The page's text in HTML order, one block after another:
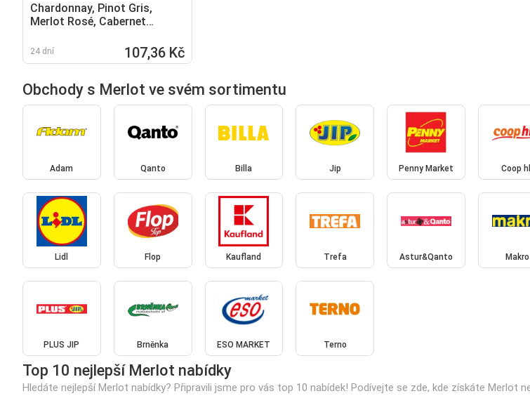
Chardonnay, Pinot Gris,
Merlot Rosé, Cabernet
24 dní 107,36 Kč
Obchody s Merlot ve svém sortimentu
Adam Qanto Billa Jip Penny Market Coop
Lidl Flop Kaufland Trefa Astur&Qanto Makro
PLUS JIP Brněnka ESO MARKET Terno
Top 10 nejlepší Merlot nabídky
Hledáte nejlepší Merlot nabídky? Připravili jsme pro vás top 10 nabídek! Podívejte se zde, kde získáte Merlot